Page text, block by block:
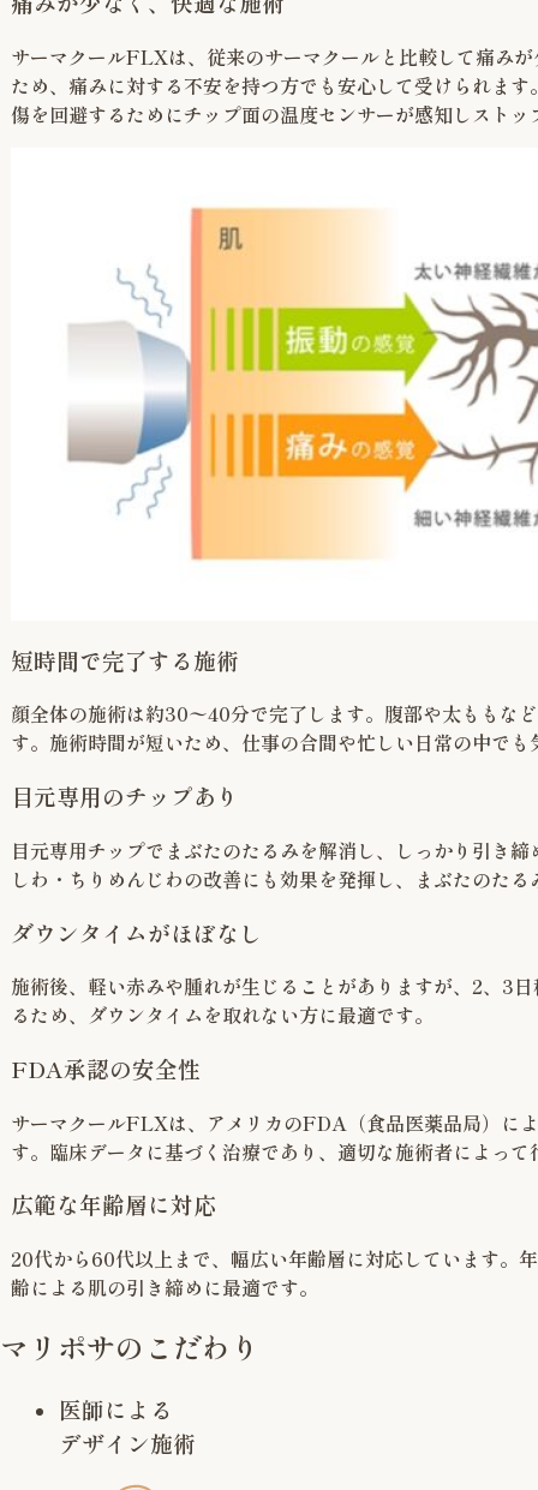
サーマクールFLXは、従来のサーマクールと比較して痛み
ため、痛みに対する不安を持つ方でも安心して受けられま
傷を回避するためにチップ面の温度センサーが感知しスト
短時間で完了する施術
顔全体の施術は約30〜40分で完了します。腹部や太ももな
す。施術時間が短いため、仕事の合間や忙しい日常の中で
目元専用のチップあり
目元専用チップでまぶたのたるみを解消し、しっかり引き
しわ・ちりめんじわの改善にも効果を発揮し、まぶたのた
ダウンタイムがほぼなし
施術後、軽い赤みや腫れが生じることがありますが、2、3
るため、ダウンタイムを取れない方に最適です。
FDA承認の安全性
サーマクールFLXは、アメリカのFDA（食品医薬品局）に
す。臨床データに基づく治療であり、適切な施術者によっ
広範な年齢層に対応
20代から60代以上まで、幅広い年齢層に対応しています。
齢による肌の引き締めに最適です。
マリポサのこだわり
医師による
デザイン施術